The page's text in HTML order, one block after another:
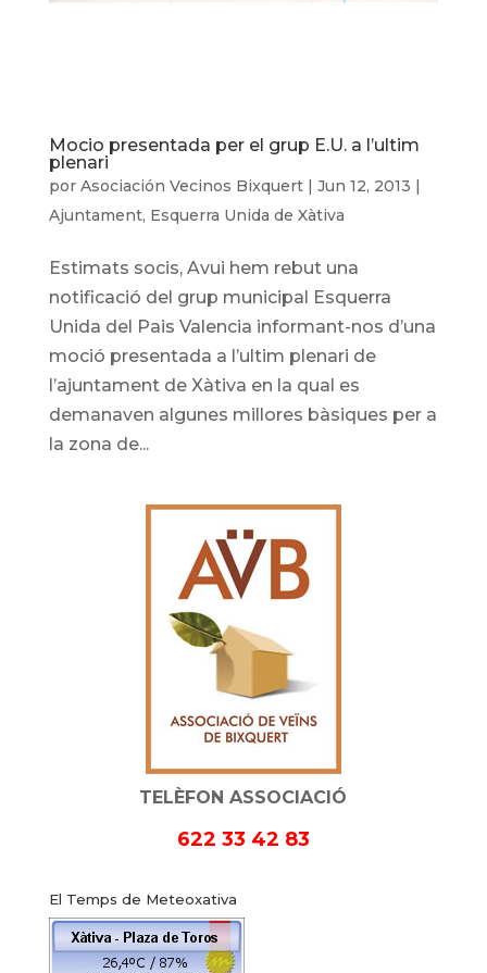
Mocio presentada per el grup E.U. a l’ultim
plenari
por Asociación Vecinos Bixquert| Jun 12, 2013 |
Ajuntament, Esquerra Unida de Xàtiva
Estimats socis, Avui hem rebut una
notificació del grup municipal Esquerra
Unida del Pais Valencia informant-nos d’una
moció presentada a l’ultim plenari de
l’ajuntament de Xàtiva en la qual es
demanaven algunes millores bàsiques per a
la zona de...
TELÈFON ASSOCIACIÓ
622 33 42 83
El Temps de Meteoxativa